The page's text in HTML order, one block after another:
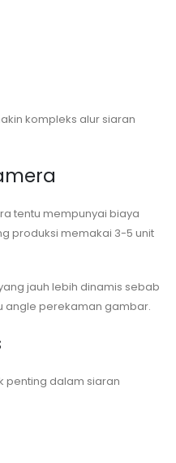
kompleks alur siaran
tentu mempunyai biaya
produksi memakai 3-5 unit
jauh lebih dinamis sebab
angle perekaman gambar.
penting dalam siaran